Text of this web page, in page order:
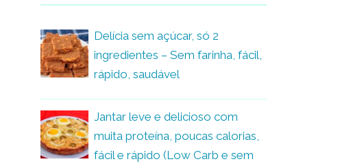
Delícia sem açúcar, só 2
ingredientes – Sem farinha, fácil,
rápido, saudável
Jantar leve e delicioso com
muita proteína, poucas calorias,
fácil e rápido (Low Carb e sem